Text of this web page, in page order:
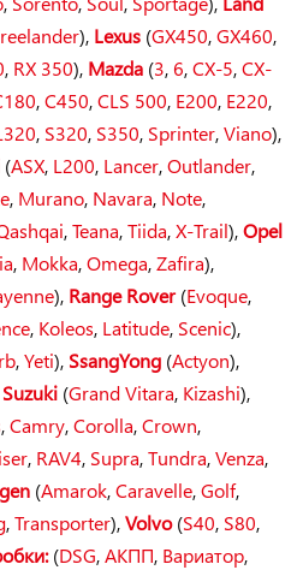
), Lexus (GX450,GX460,
, RX 350), Mazda (3, 6,CX-5,CX-
,C450,CLS 500, E200, E220,
, S320, S350, Sprinter,Viano),
(ASX, L200, Lancer,Outlander,
, Murano, Navara, Note,
,Teana,Tiida,X-Trail),Opel
, Mokka,Omega,Zafira),
), Range Rover(Evoque,
, Koleos, Latitude, Scenic),
,Yeti), SsangYong (Actyon),
Suzuki (Grand Vitara, Kizashi),
,Camry,Corolla,Crown,
, RAV4, Supra,Tundra,Venza,
(Amarok,Caravelle,Golf,
,Transporter),Volvo(S40, S80,
(DSG,АКПП, Вариатор,